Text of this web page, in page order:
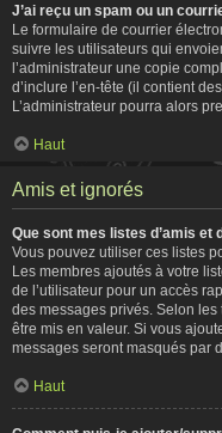
J’ai reçu un spam ou un
Le formulaire de courrier
suivre les utilisateurs qui
l’administrateur une copie
d’inclure l’en-tête (il contient
L’administrateur pourra alors
Haut
Amis et ignorés
Que sont mes listes d’amis et
Vous pouvez utiliser ces listes
Les membres ajoutés à votre
de l’utilisateur pour un accès
des messages privés. Selon
être mis en valeur. Si vous
messages seront masqués par
Haut